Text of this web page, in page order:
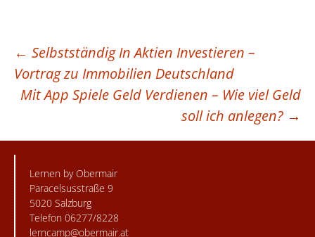
BEITRAGSNAVIGATION
← Selbstständig In Aktien Investieren –
Vortrag zu Immobilien Deutschland
Mit App Spiele Geld Verdienen – Wie viel Geld
soll ich anlegen? →
Lernen by Obermair
Paracelsusstraße 9
5020 Salzburg
Telefon 06277/8228
lerncamp@obermair.at